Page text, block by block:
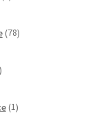
78izdelkov
1izdelek